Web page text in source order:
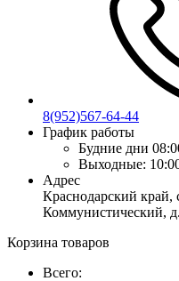
8(952)567-64-44
График работы
Будние дни
Выходные:
Адрес
Краснодарский край,
Коммунистический,
Корзина товаров
Всего: